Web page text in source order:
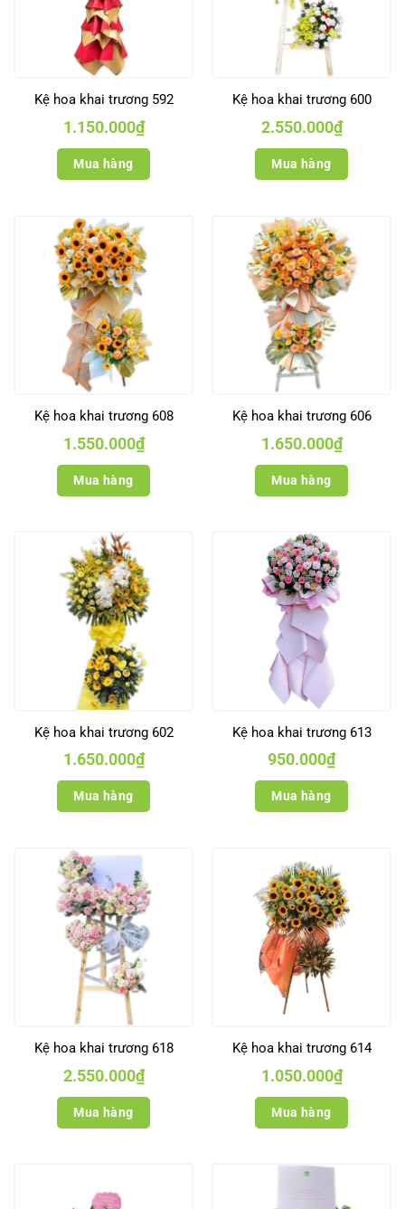
Kệ hoa khai trương 592
1.150.000₫
Mua hàng
Kệ hoa khai trương 600
2.550.000₫
Mua hàng
Kệ hoa khai trương 608
1.550.000₫
Mua hàng
Kệ hoa khai trương 606
1.650.000₫
Mua hàng
Kệ hoa khai trương 602
1.650.000₫
Mua hàng
Kệ hoa khai trương 613
950.000₫
Mua hàng
Kệ hoa khai trương 618
2.550.000₫
Mua hàng
Kệ hoa khai trương 614
1.050.000₫
Mua hàng